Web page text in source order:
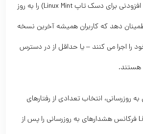
تاپ و سایر برنامه های افزودنی برای دسک تاپ Linux Mint) را به روز
دهد که کاربران همیشه آخرین نسخه
را اجرا می کنند – یا حداقل از در دسترس
هستند.
روزرسانی، انتخاب تعدادی از رفتارهای
جدید. Linux Mint 20.02 فرکانس هشدارهای به روزرسانی را پس از